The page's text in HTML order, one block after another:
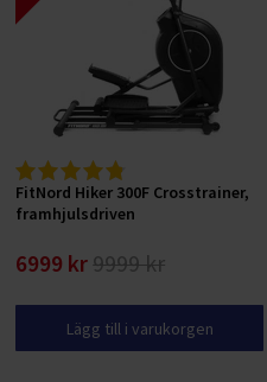
FitNord Hiker 300F Crosstrainer,
framhjulsdriven
6999 kr 9999 kr
Lägg till i varukorgen